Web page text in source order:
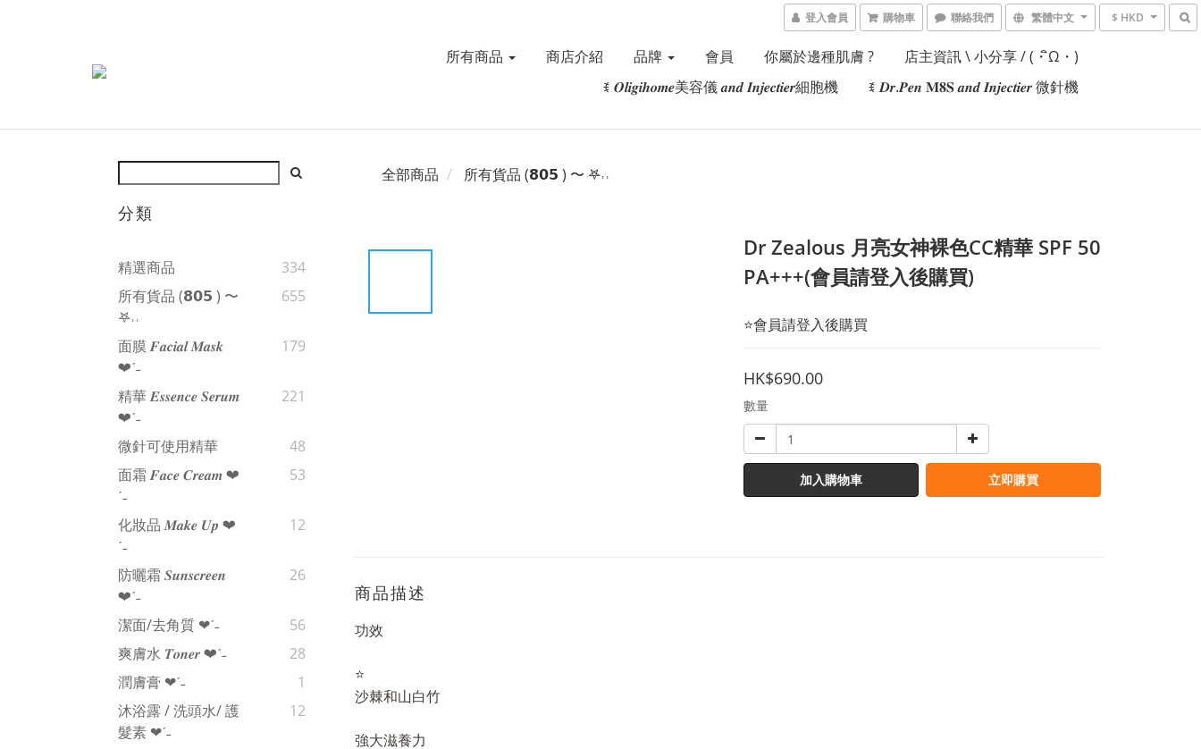
登入會員 購物車 聯絡我們 繁體中文 $ HKD
所有商品 商店介紹 品牌 會員 你屬於邊種肌膚 ?
店主資訊 \ 小分享 / (・ิω・)
ꉂ 𝑶𝒍𝒊𝒈𝒊𝒉𝒐𝒎𝒆美容儀 𝒂𝒏𝒅 𝑰𝒏𝒋𝒆𝒄𝒕𝒊𝒆𝒓細胞機
ꉂ 𝑫𝒓.𝑷𝒆𝒏 𝐌𝟖𝐒 𝒂𝒏𝒅 𝑰𝒏𝒋𝒆𝒄𝒕𝒊𝒆𝒓 微針機
分類
精選商品
334
所有貨品 (𝟴𝟬𝟱 ) 〜
𖤐˒˒‪‪
655
面膜 𝑭𝒂𝒄𝒊𝒂𝒍 𝑴𝒂𝒔𝒌
❤︎‬ˊ‪‪˗
179
精華 𝑬𝒔𝒔𝒆𝒏𝒄𝒆 𝑺𝒆𝒓𝒖𝒎
❤︎‬ˊ‪‪˗
221
微針可使用精華
48
面霜 𝑭𝒂𝒄𝒆 𝑪𝒓𝒆𝒂𝒎 ❤︎‬
ˊ‪‪˗
53
化妝品 𝑴𝒂𝒌𝒆 𝑼𝒑 ❤︎‬
ˊ‪‪˗
12
防曬霜 𝑺𝒖𝒏𝒔𝒄𝒓𝒆𝒆𝒏
❤︎‬ˊ‪‪˗
26
潔面/去角質 ❤︎‬ˊ‪‪˗
56
爽膚水 𝑻𝒐𝒏𝒆𝒓 ❤︎‬ˊ‪‪˗
28
潤膚膏 ❤︎‬ˊ‪‪˗
1
沐浴露 / 洗頭水/ 護
髮素 ❤︎‬ˊ‪‪˗
12
全部商品 所有貨品 (𝟴𝟬𝟱 ) 〜 𖤐˒˒‪‪
Dr Zealous 月亮女神裸色CC精華 SPF 50
PA+++(會員請登入後購買)
⭐️會員請登入後購買
HK$690.00
數量
加入購物車 立即購買
商品描述
功效
⭐
️沙棘和山白竹
強大滋養力